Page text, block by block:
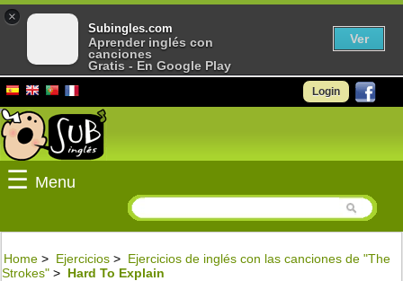
Login
☰ Menu
Home > Ejercicios > Ejercicios de inglés con las canciones de "The
Strokes" > Hard To Explain
×
Subingles.com
Aprender inglés con
canciones
Gratis - En Google Play
Ver